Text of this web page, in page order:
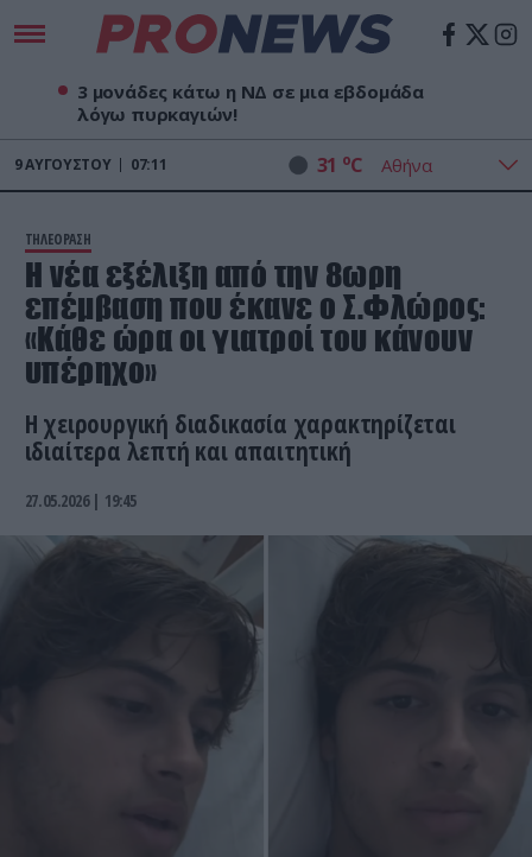
3 μονάδες κάτω η ΝΔ σε μια εβδομάδα
λόγω πυρκαγιών!
9ΑΥΓΟΎΣΤΟΥ 07:11 31 oC
ΤΗΛΕΟΡΑΣΗ
Η νέα εξέλιξη από την 8ωρη
επέμβαση που έκανε ο Σ.Φλώρος:
«Κάθε ώρα οι γιατροί του κάνουν
υπέρηχο»
Η χειρουργική διαδικασία χαρακτηρίζεται
ιδιαίτερα λεπτή και απαιτητική
27.05.2026 | 19:45